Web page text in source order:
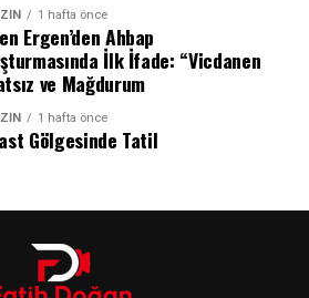
Asker Öldü veya
Yahya Seri, saldırılarla ilgili
Suudi Arabistan destekli
Marib’deki el-Ruveyk ile
ve es-Saniye bölgelerinde bulunan
ağır kayıplar verdirdiklerini iddia
1 hafta önce
Ergen’den Ahbap
İlk İfade: “Vicdanen
ve Mağdurum
1 hafta önce
Gölgesinde Tatil